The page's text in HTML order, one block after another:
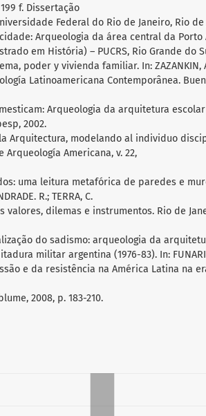
f. Dissertação
Federal do Rio de Janeiro, Rio de
cidade: Arqueologia da área central da
em História) – PUCRS, Rio Grande do
poder y vivienda familiar. In: ZAZANKIN,
Latinoamericana Contemporânea.
Arqueologia da arquitetura
2002.
la Arquitectura, modelando al individuo
Americana, v. 22,
uma leitura metafórica de paredes e
R.; TERRA, C.
valores, dilemas e instrumentos. Rio de
do sadismo: arqueologia da
militar argentina (1976-83). In: FUNARI,
e da resistência na América Latina na
2008, p. 183-210.